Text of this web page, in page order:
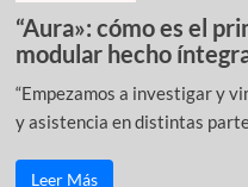
“Aura»: cómo es el
modular hecho
“Empezamos a investigar y
y asistencia en distintas
Leer Más